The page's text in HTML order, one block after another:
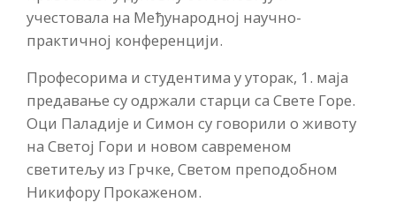
учестовала на Међународној научно-
практичној конференцији.
Професорима и студентима у уторак, 1. маја
предавање су одржали старци са Свете Горе.
Оци Паладије и Симон су говорили о животу
на Светој Гори и новом савременом
светитељу из Грчке, Светом преподобном
Никифору Прокаженом.